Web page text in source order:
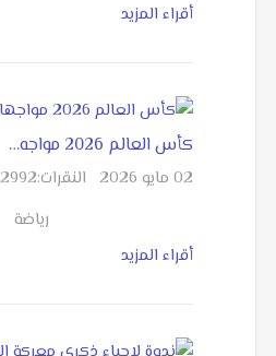
أقراء المزيد
كأس العالم 2026 مواجه…
02 مايو 2026 النقرات:2992
رياضة
أقراء المزيد